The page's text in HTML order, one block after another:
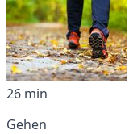
26 min
Gehen